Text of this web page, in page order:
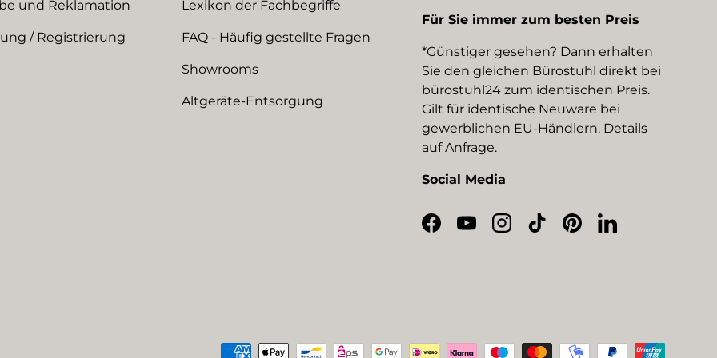
und Reklamation
/ Registrierung
Lexikon der Fachbegriffe
FAQ - Häufig gestellte Fragen
Showrooms
Altgeräte-Entsorgung
Für Sie immer zum besten Preis
*Günstiger gesehen? Dann erhalten
Sie den gleichen Bürostuhl direkt bei
bürostuhl24 zum identischen Preis.
Gilt für identische Neuware bei
gewerblichen EU-Händlern. Details
auf Anfrage.
Social Media
Facebook
YouTubeInstagram
TikTokPinterestLinkedIn
Zahlungsmethoden